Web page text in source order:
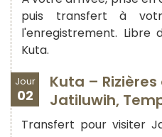
puis transfert à
l'enregistrement.
Kuta.
Jour
02
Kuta –
Jatiluwih,
Transfert pour visiter